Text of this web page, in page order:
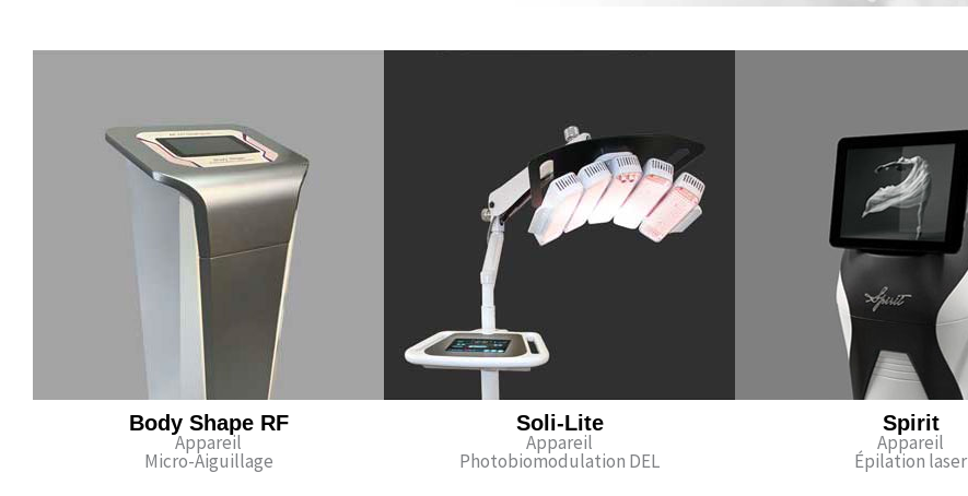
Body Shape RF
Appareil
Micro-Aiguillage
Soli-Lite
Appareil
Photobiomodulation DEL
Spirit
Appareil
Épilation laser